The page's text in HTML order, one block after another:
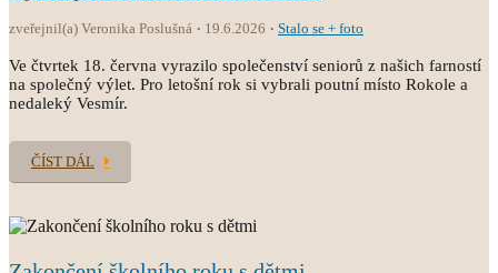
zveřejnil(a) Veronika Poslušná 19.6.2026 Stalo se + foto
Ve čtvrtek 18. června vyrazilo společenství seniorů z našich farností
na společný výlet. Pro letošní rok si vybrali poutní místo Rokole a
nedaleký Vesmír.
ČÍST DÁL